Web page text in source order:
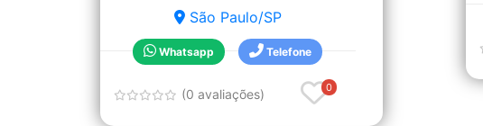
São Paulo/SP
Whatsapp Telefone
(0 avaliações) 0